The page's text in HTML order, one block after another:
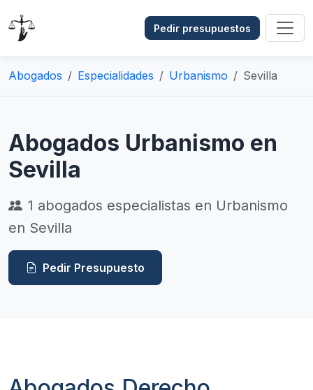
Pedir presupuestos
Abogados Especialidades Urbanismo Sevilla
Abogados Urbanismo en
Sevilla
1 abogados especialistas en Urbanismo
en Sevilla
Pedir Presupuesto